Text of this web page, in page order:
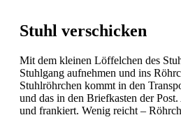
Stuhl verschicken
Mit dem kleinen Löffelchen des
Stuhlgang aufnehmen und ins
Stuhlröhrchen kommt in den
und das in den Briefkasten der
und frankiert. Wenig reicht –